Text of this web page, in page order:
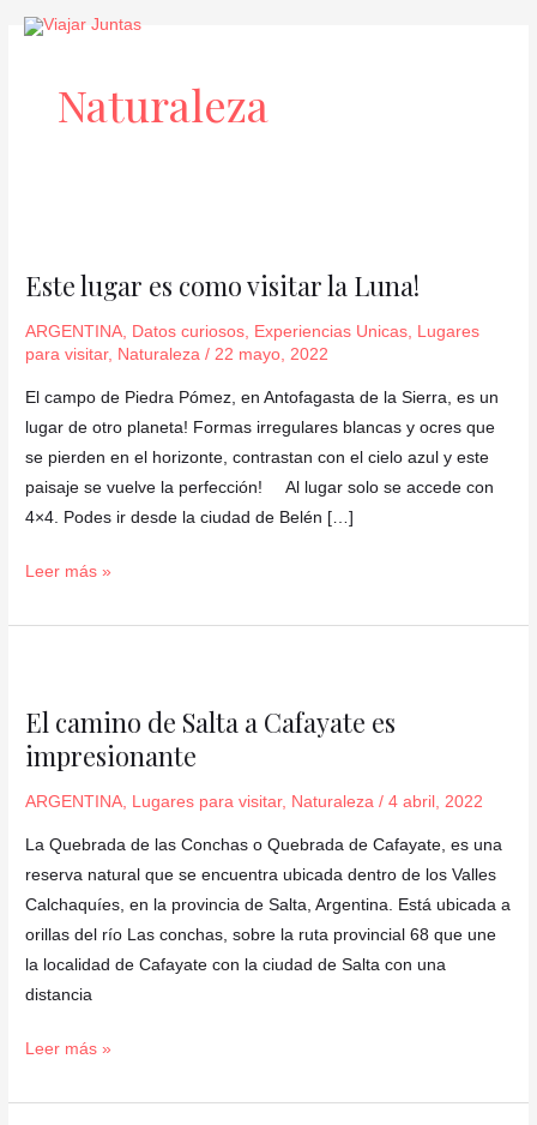
Naturaleza
Este lugar es como visitar la Luna!
ARGENTINA Datos curiosos Experiencias Unicas
Lugares
para visitar, Naturaleza / 22 mayo, 2022
El campo de Piedra Pómez, en Antofagasta de la Sierra, es un
lugar de otro planeta! Formas irregulares blancas y ocres que
se pierden en el horizonte, contrastan con el cielo azul y este
paisaje se vuelve la perfección! Al lugar solo se accede con
4×4. Podes ir desde la ciudad de Belén […]
es
visitar
Luna!
Leer más »
El camino de Salta a Cafayate es
impresionante
ARGENTINA Lugares para visitar, Naturaleza /4 abril, 2022
La Quebrada de las Conchas o Quebrada de Cafayate, es una
reserva natural que se encuentra ubicada dentro de los Valles
Calchaquíes, en la provincia de Salta, Argentina. Está ubicada a
orillas del río Las conchas, sobre la ruta provincial 68 que une
la localidad de Cafayate con la ciudad de Salta con una
distancia
de
Salta
es
impresionante
Leer más »